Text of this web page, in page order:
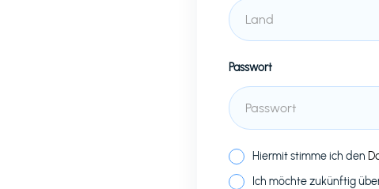
Passwort
Hiermit stimme ich den
Ich möchte zukünftig